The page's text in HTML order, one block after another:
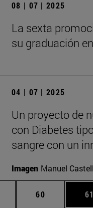
08 | 07 | 2025
La sexta
su graduación
04 | 07 | 2025
Un proyecto de
con Diabetes
sangre con un
Imagen Manuel
Páginas intermedias Use
Página
60 61